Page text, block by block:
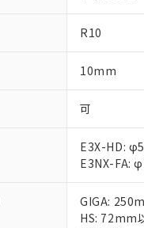
R10
10mm
可
E3X-HD:
E3NX-FA:
GIGA:
HS: 72mm
ご利用条件
以下の条件をお
本サービス
くものです。
※1 対応状況
対応予定：EU
対応予定なし：
調査・確認中：
非該当品：ライ
仕入先様の事情
があります。
鉛(Pb) 1000ppm以下
六価クロム(Cr(Ⅵ))
※1 中国
「○」：最大均質
「×」：最大均質
「－」：未確認
当社は、こ
う）を輸出
説明